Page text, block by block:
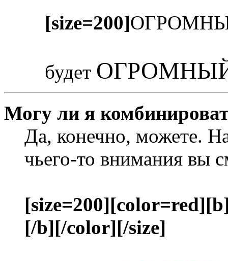
[size=200]
будет
Могу ли я
Да, конечно, можете.
чьего-то внимания вы
[/b][/color][/size]